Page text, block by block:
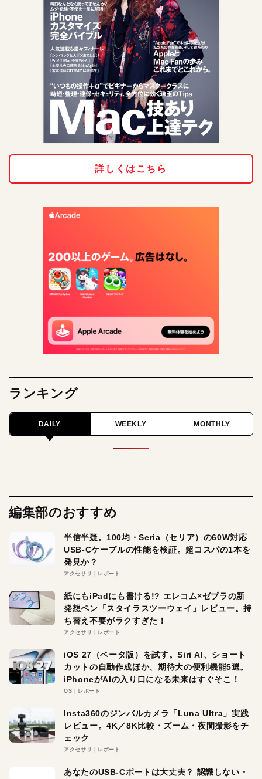
詳しくはこちら
ランキング
DAILY WEEKLY MONTHLY
編集部のおすすめ
半信半疑。100均・Seria（セリア）の60W対応
USB-Cケーブルの性能を検証。超コスパの1本を
発見か？
アクセサリ レポート
紙にもiPadにも書ける!? エレコム×ゼブラの新
発想ペン「スタイラスツーウェイ」レビュー。持
ち替え不要がラクすぎた！
アクセサリ レポート
iOS 27（ベータ版）を試す。Siri AI、ショート
カットの自動作成ほか、期待大の便利機能5選。
iPhoneがAIの入り口になる未来はすぐそこ！
OS レポート
Insta360のジンバルカメラ「Luna Ultra」実践
レビュー。4K／8K比較・ズーム・夜間撮影をチ
ェック
アクセサリ レポート
あなたのUSB-Cポートは大丈夫？ 認識しない・